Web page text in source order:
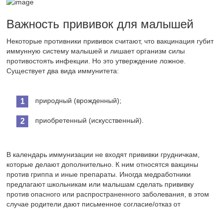
Важность прививок для малышей
Некоторые противники прививок считают, что вакцинация губит
иммунную систему малышей и лишает организм силы
противостоять инфекции. Но это утверждение ложное.
Существует два вида иммунитета:
природный (врожденный);
приобретенный (искусственный).
В календарь иммунизации не входят прививки грудничкам,
которые делают дополнительно. К ним относятся вакцины
против гриппа и иные препараты. Иногда медработники
предлагают школьникам или малышам сделать прививку
против опасного или распространенного заболевания, в этом
случае родители дают письменное согласие/отказ от